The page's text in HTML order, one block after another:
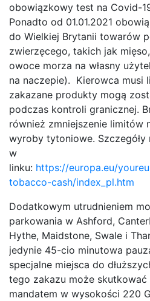
obowiązkowy test na Covid-
Ponadto od 01.01.2021
do Wielkiej Brytanii towarów
zwierzęcego, takich jak
owoce morza na własny
na naczepie). Kierowca musi
zakazane produkty mogą
podczas kontroli granicznej.
również zmniejszenie limitów
wyroby tytoniowe.
w
linku: https://europa.eu/
tobacco-cash/index_pl.htm
Dodatkowym utrudnieniem
parkowania w Ashford,
Hythe, Maidstone, Swale i
jedynie 45-cio minutowa
specjalne miejsca do
tego zakazu może skutkować
mandatem w wysokości 220